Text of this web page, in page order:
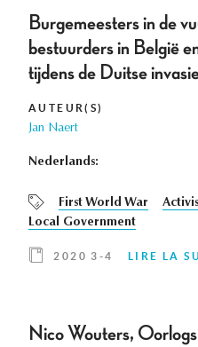
Burgemeesters in de
bestuurders in België
tijdens de Duitse
AUTEUR(S)
Jan Naert
Nederlands:
First World War
Local Government
2020 3-4 LIRE LA
Nico Wouters,